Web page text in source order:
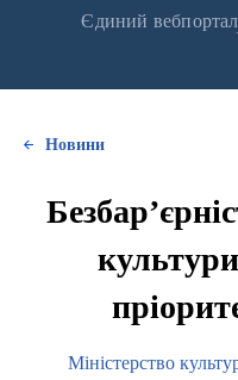
Єдиний вебпортал
Новини
Міністерство